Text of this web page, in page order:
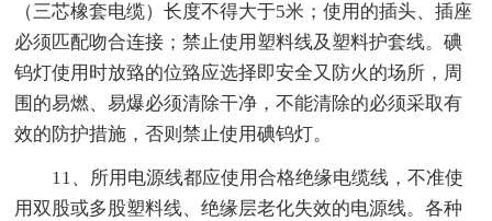
（三芯橡套电缆）长度不得大于5米；使用的插头、插座
必须匹配吻合连接；禁止使用塑料线及塑料护套线。碘
钨灯使用时放臵的位臵应选择即安全又防火的场所，周
围的易燃、易爆必须清除干净，不能清除的必须采取有
效的防护措施，否则禁止使用碘钨灯。
11、所用电源线都应使用合格绝缘电缆线，不准使
用双股或多股塑料线、绝缘层老化失效的电源线。各种